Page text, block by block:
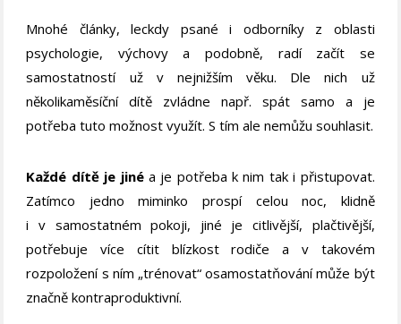
Mnohé články, leckdy psané i odborníky z oblasti
psychologie, výchovy a podobně, radí začít se
samostatností už v nejnižším věku. Dle nich už
několikaměsíční dítě zvládne např. spát samo a je
potřeba tuto možnost využít. S tím ale nemůžu souhlasit.
Každé dítě je jinéa je potřeba k nim tak i přistupovat.
Zatímco jedno miminko prospí celou noc, klidně
i v samostatném pokoji, jiné je citlivější, plačtivější,
potřebuje více cítit blízkost rodiče a v takovém
rozpoložení s ním „trénovat“ osamostatňování může být
značně kontraproduktivní.